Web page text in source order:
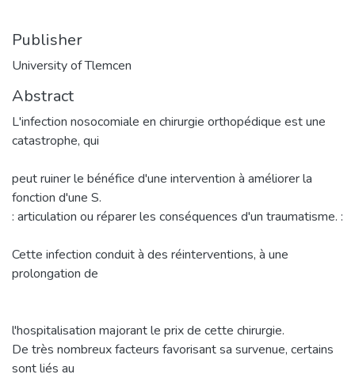
Publisher
University of Tlemcen
Abstract
L'infection nosocomiale en chirurgie orthopédique est une
catastrophe, qui
peut ruiner le bénéfice d'une intervention à améliorer la
fonction d'une S.
: articulation ou réparer les conséquences d'un traumatisme. :
Cette infection conduit à des réinterventions, à une
prolongation de
l'hospitalisation majorant le prix de cette chirurgie.
De très nombreux facteurs favorisant sa survenue, certains
sont liés au